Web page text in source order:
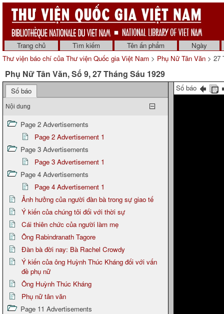
Trang chủ Tìm kiếm Tên ấn phẩm
Ngày
Thư viện báo chí của Thư viện Quốc gia Việt Nam > Phụ Nữ Tân Văn > 27
Phụ Nữ Tân Văn, Số 9, 27 Tháng Sáu 1929
Số báo
Nội dung
Page 2 Advertisements
Page 2 Advertisement 1
Page 3 Advertisements
Page 3 Advertisement 1
Page 4 Advertisements
Page 4 Advertisement 1
Ảnh hưởng của người đàn bà trong sự giao tế
Ý kiến của chúng tôi đối với thời sự
Cái thiên chức của người làm mẹ
Ông Rabindranath Tagore
Đàn bà đời nay: Bà Rachel Crowdy
Ý kiến của ông Huỳnh Thúc Kháng đối với vấn
đề phụ nữ
Ông Huỳnh Thúc Kháng
Phụ nữ tân văn
Page 11 Advertisements
Số báo